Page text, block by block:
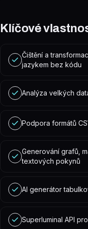
Klíčové
Čištění a
jazykem bez kódu
Analýza velkých
Podpora formátů
Generování grafů,
textových pokynů
AI generátor
Superluminal API